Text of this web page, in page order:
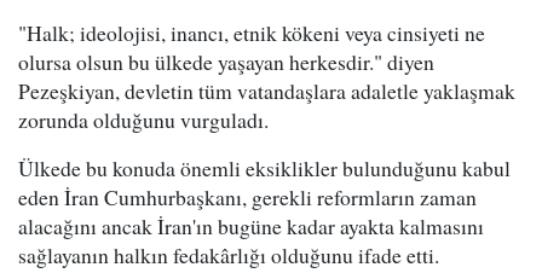
"Halk; ideolojisi, inancı, etnik kökeni veya cinsiyeti ne
olursa olsun bu ülkede yaşayan herkesdir." diyen
Pezeşkiyan, devletin tüm vatandaşlara adaletle yaklaşmak
zorunda olduğunu vurguladı.
Ülkede bu konuda önemli eksiklikler bulunduğunu kabul
eden İran Cumhurbaşkanı, gerekli reformların zaman
alacağını ancak İran'ın bugüne kadar ayakta kalmasını
sağlayanın halkın fedakârlığı olduğunu ifade etti.